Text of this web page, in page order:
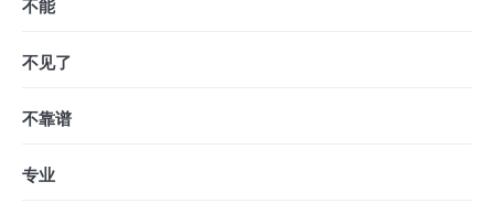
不能
不见了
不靠谱
专业